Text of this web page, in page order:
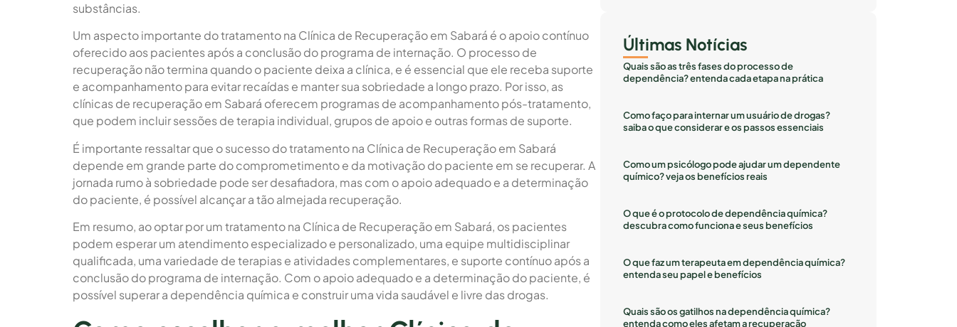
substâncias.
Um aspecto importante do tratamento na Clínica de Recuperação em Sabará é o apoio contínuo
oferecido aos pacientes após a conclusão do programa de internação. O processo de
recuperação não termina quando o paciente deixa a clínica, e é essencial que ele receba suporte
e acompanhamento para evitar recaídas e manter sua sobriedade a longo prazo. Por isso, as
clínicas de recuperação em Sabará oferecem programas de acompanhamento pós-tratamento,
que podem incluir sessões de terapia individual, grupos de apoio e outras formas de suporte.
É importante ressaltar que o sucesso do tratamento na Clínica de Recuperação em Sabará
depende em grande parte do comprometimento e da motivação do paciente em se recuperar. A
jornada rumo à sobriedade pode ser desafiadora, mas com o apoio adequado e a determinação
do paciente, é possível alcançar a tão almejada recuperação.
Em resumo, ao optar por um tratamento na Clínica de Recuperação em Sabará, os pacientes
podem esperar um atendimento especializado e personalizado, uma equipe multidisciplinar
qualificada, uma variedade de terapias e atividades complementares, e suporte contínuo após a
conclusão do programa de internação. Com o apoio adequado e a determinação do paciente, é
possível superar a dependência química e construir uma vida saudável e livre das drogas.
Últimas Notícias
Quais são as três fases do processo de
dependência? entenda cada etapa na prática
Como faço para internar um usuário de drogas?
saiba o que considerar e os passos essenciais
Como um psicólogo pode ajudar um dependente
químico? veja os benefícios reais
O que é o protocolo de dependência química?
descubra como funciona e seus benefícios
O que faz um terapeuta em dependência química?
entenda seu papel e benefícios
Quais são os gatilhos na dependência química?
entenda como eles afetam a recuperação